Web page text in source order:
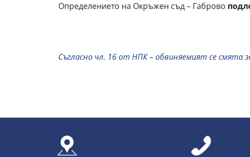
Определението на Окръжен съд – Габрово
Съгласно чл. 16 от НПК – обвиняемият се смята